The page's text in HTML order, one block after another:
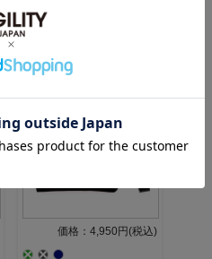
価格：4,950円(税込)